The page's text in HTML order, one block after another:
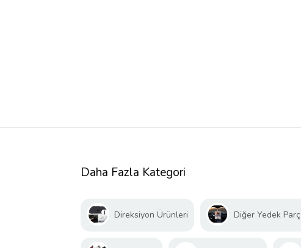
Daha Fazla Kategori
Direksiyon Ürünleri Diğer Yedek